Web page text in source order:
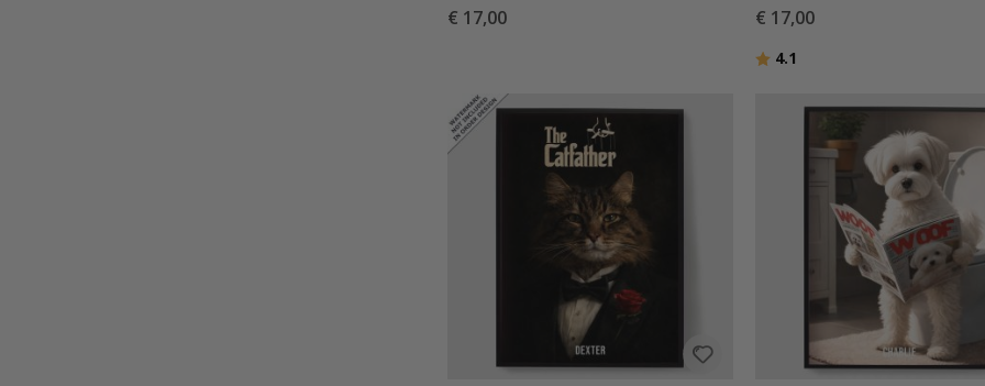
€ 17,00
€ 17,00
Beoordeling:
4.1